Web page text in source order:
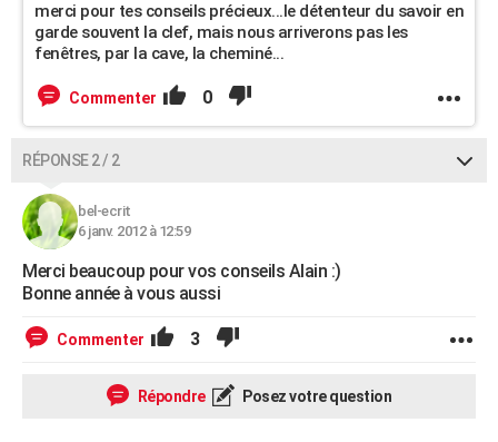
merci pour tes conseils précieux...le détenteur du savoir en
garde souvent la clef, mais nous arriverons pas les
fenêtres, par la cave, la cheminé...
Commenter 0
RÉPONSE 2 / 2
bel-ecrit
6 janv. 2012 à 12:59
Merci beaucoup pour vos conseils Alain :)
Bonne année à vous aussi
Commenter 3
Répondre Posez votre question